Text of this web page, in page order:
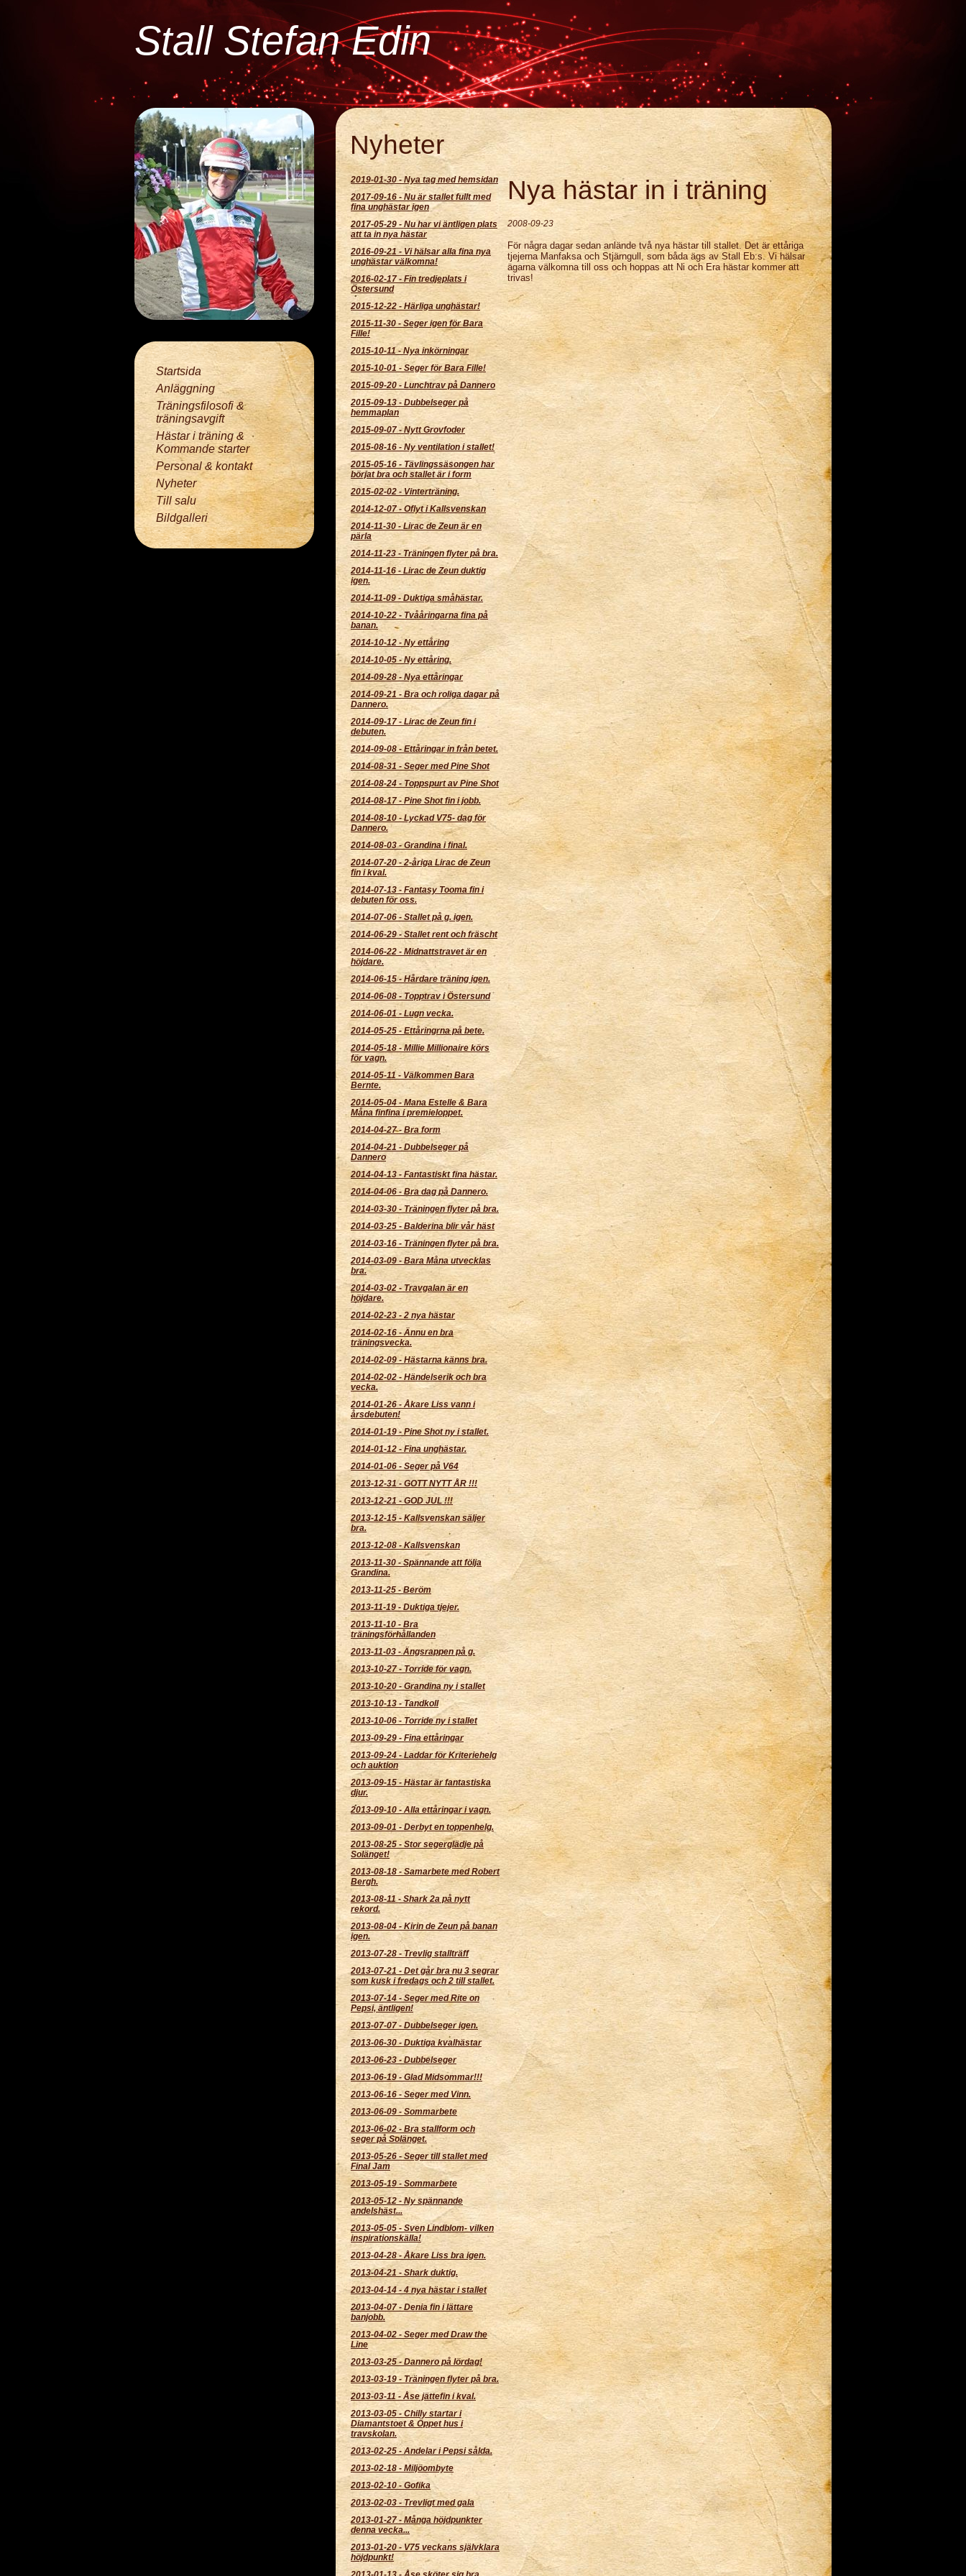
Stall Stefan Edin
Startsida
Anläggning
Träningsfilosofi &
träningsavgift
Hästar i träning &
Kommande starter
Personal & kontakt
Nyheter
Till salu
Bildgalleri
Nyheter
2019-01-30- Nya tag med hemsidan
2017-09-16 -Nu är stallet fullt med
fina unghästar igen
2017-05-29 - Nu har vi äntligen plats
att ta in nya hästar
2016-09-21 - Vi hälsar alla fina nya
unghästar välkomna!
2016-02-17- Fin tredjeplats i
Östersund
2015-12-22 - Härliga unghästar!
2015-11-30- Seger igen för Bara
Fille!
2015-10-11-Nya inkörningar
2015-10-01 - Seger för Bara Fille!
2015-09-20 - Lunchtrav på Dannero
2015-09-13 -Dubbelseger på
hemmaplan
2015-09-07-Nytt Grovfoder
2015-08-16 - Ny ventilation i stallet!
2015-05-16 - Tävlingssäsongen har
börjat bra och stallet är i form
2015-02-02 - Vinterträning.
2014-12-07- Oflyt i Kallsvenskan
2014-11-30 -Lirac de Zeun är en
pärla
2014-11-23 -Träningen flyter på bra.
2014-11-16 - Lirac de Zeun duktig
igen.
2014-11-09 -Duktiga småhästar.
2014-10-22- Tvååringarna fina på
banan.
2014-10-12 - Ny ettåring
2014-10-05-Ny ettåring.
2014-09-28 - Nya ettåringar
2014-09-21 -Bra och roliga dagar på
Dannero.
2014-09-17 -Lirac de Zeun fin i
debuten.
2014-09-08-Ettåringar in från betet.
2014-08-31 - Seger med Pine Shot
2014-08-24- Toppspurt av Pine Shot
2014-08-17 - Pine Shot fin i jobb.
2014-08-10 -Lyckad V75- dag för
Dannero.
2014-08-03-Grandina i final.
2014-07-20-2-åriga Lirac de Zeun
fin i kval.
2014-07-13 - Fantasy Tooma fin i
debuten för oss.
2014-07-06 - Stallet på g. igen.
2014-06-29-Stallet rent och fräscht
2014-06-22 - Midnattstravet är en
höjdare.
2014-06-15- Hårdare träning igen.
2014-06-08 - Topptrav i Östersund
2014-06-01- Lugn vecka.
2014-05-25 -Ettåringrna på bete.
2014-05-18-Millie Millionaire körs
för vagn.
2014-05-11 - Välkommen Bara
Bernte.
2014-05-04 -Mana Estelle & Bara
Måna finfina i premieloppet.
2014-04-27-Bra form
2014-04-21 - Dubbelseger på
Dannero
2014-04-13- Fantastiskt fina hästar.
2014-04-06- Bra dag på Dannero.
2014-03-30- Träningen flyter på bra.
2014-03-25 -Balderina blir vår häst
2014-03-16- Träningen flyter på bra.
2014-03-09 - Bara Måna utvecklas
bra.
2014-03-02 - Travgalan är en
höjdare.
2014-02-23 - 2 nya hästar
2014-02-16 - Ännu en bra
träningsvecka.
2014-02-09-Hästarna känns bra.
2014-02-02 - Händelserik och bra
vecka.
2014-01-26 -Åkare Liss vann i
årsdebuten!
2014-01-19 - Pine Shot ny i stallet.
2014-01-12 - Fina unghästar.
2014-01-06 - Seger på V64
2013-12-31- GOTT NYTT ÅR !!!
2013-12-21 - GOD JUL !!!
2013-12-15- Kallsvenskan säljer
bra.
2013-12-08 -Kallsvenskan
2013-11-30 -Spännande att följa
Grandina.
2013-11-25 -Beröm
2013-11-19 -Duktiga tjejer.
2013-11-10 - Bra
träningsförhållanden
2013-11-03 -Ängsrappen på g.
2013-10-27-Torride för vagn.
2013-10-20- Grandina ny i stallet
2013-10-13 -Tandkoll
2013-10-06- Torride ny i stallet
2013-09-29 -Fina ettåringar
2013-09-24-Laddar för Kriteriehelg
och auktion
2013-09-15- Hästar är fantastiska
djur.
2013-09-10 -Alla ettåringar i vagn.
2013-09-01 -Derbyt en toppenhelg.
2013-08-25 - Stor segerglädje på
Solänget!
2013-08-18- Samarbete med Robert
Bergh.
2013-08-11- Shark 2a på nytt
rekord.
2013-08-04- Kirin de Zeun på banan
igen.
2013-07-28 - Trevlig stallträff
2013-07-21 - Det går bra nu 3 segrar
som kusk i fredags och 2 till stallet.
2013-07-14 -Seger med Rite on
Pepsi, äntligen!
2013-07-07 - Dubbelseger igen.
2013-06-30- Duktiga kvalhästar
2013-06-23 -Dubbelseger
2013-06-19 - Glad Midsommar!!!
2013-06-16 -Seger med Vinn.
2013-06-09-Sommarbete
2013-06-02 - Bra stallform och
seger på Solänget.
2013-05-26 -Seger till stallet med
Final Jam
2013-05-19 - Sommarbete
2013-05-12- Ny spännande
andelshäst...
2013-05-05- Sven Lindblom- vilken
inspirationskälla!
2013-04-28- Åkare Liss bra igen.
2013-04-21 - Shark duktig.
2013-04-14 -4 nya hästar i stallet
2013-04-07- Denia fin i lättare
banjobb.
2013-04-02 - Seger med Draw the
Line
2013-03-25-Dannero på lördag!
2013-03-19- Träningen flyter på bra.
2013-03-11 - Åse jättefin i kval.
2013-03-05 - Chilly startar i
Diamantstoet & Öppet hus i
travskolan.
2013-02-25 -Andelar i Pepsi sålda.
2013-02-18 - Miljöombyte
2013-02-10- Gofika
2013-02-03 -Trevligt med gala
2013-01-27- Många höjdpunkter
denna vecka...
2013-01-20- V75 veckans självklara
höjdpunkt!
Nya hästar in i träning
2008-09-23
För några dagar sedan anlände två nya hästar till stallet. Det är ettåriga
tjejerna Manfaksa och Stjärngull, som båda ägs av Stall Eb:s. Vi hälsar
ägarna välkomna till oss och hoppas att Ni och Era hästar kommer att
trivas!